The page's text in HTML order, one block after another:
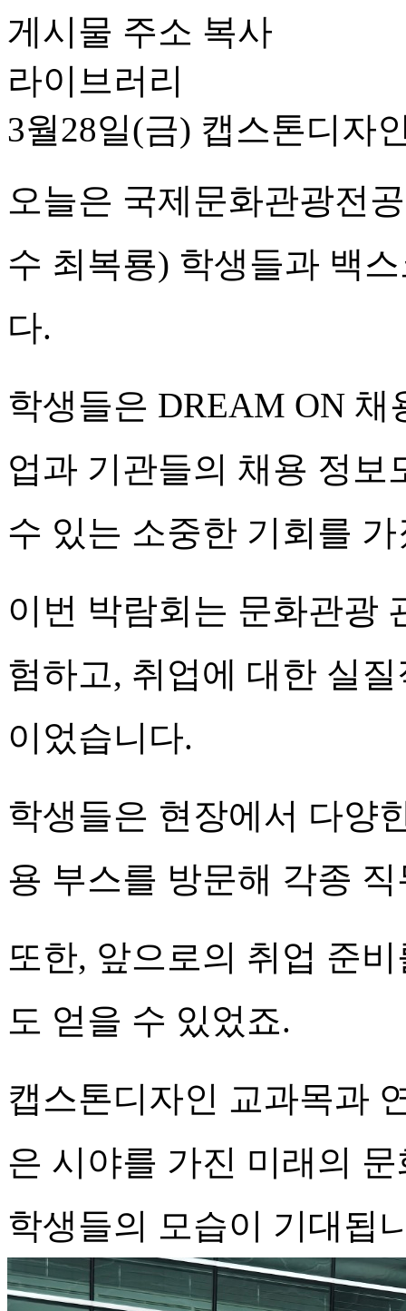
게시물 주소 복사
라이브러리
3월28일(금) 캡스톤디자
오늘은 국제문화관광전
수 최복룡) 학생들과 백
다.
학생들은 DREAM ON 채
업과 기관들의 채용 정보
수 있는 소중한 기회를
이번 박람회는 문화관광
험하고, 취업에 대한 실
이었습니다.
학생들은 현장에서 다양
용 부스를 방문해 각종
또한, 앞으로의 취업 준
도 얻을 수 있었죠.
캡스톤디자인 교과목과
은 시야를 가진 미래의
학생들의 모습이 기대됩